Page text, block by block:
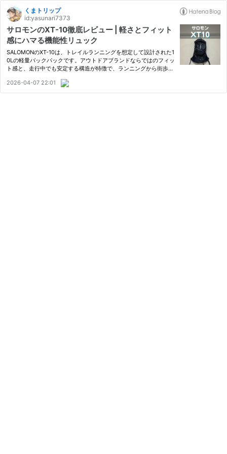
くまトリップ
id:yasunari7373
サロモンのXT-10徹底レビュー | 軽さとフィット
感にハマる機能性リュック
SALOMONのXT-10は、トレイルランニングを想定して設計された1
0Lの軽量バックパックです。アウトドアブランドならではのフィッ
ト感と、走行中でも安定する構造が特徴で、ランニングから街歩き
底レビューします。 リュックを100種類以上使ってきた筆者が紹介
し…
2026-04-07 22:01